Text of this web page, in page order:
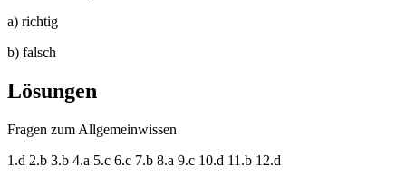
a) richtig
b) falsch
Lösungen
Fragen zum Allgemeinwissen
1.d 2.b 3.b 4.a 5.c 6.c 7.b 8.a 9.c 10.d 11.b 12.d